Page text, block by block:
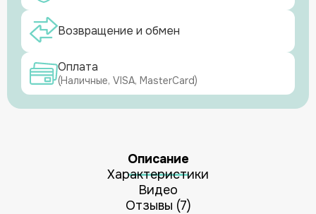
Возвращение и обмен
Оплата
(Наличные, VISA, MasterCard)
Описание
Характеристики
Видео
Отзывы (7)